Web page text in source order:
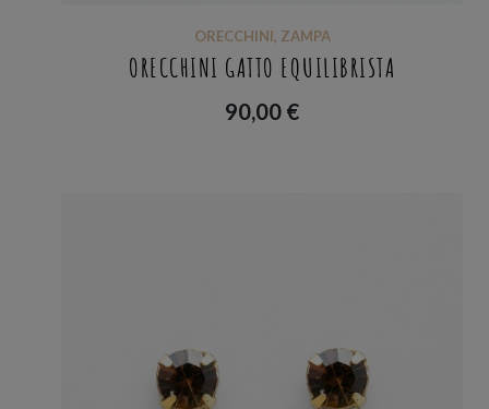
ORECCHINI, ZAMPA
ORECCHINI GATTO EQUILIBRISTA
90,00 €